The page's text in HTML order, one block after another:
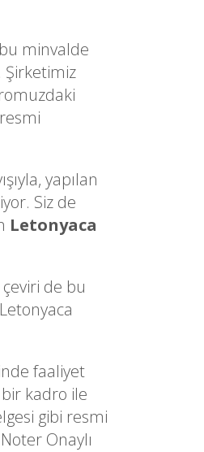
minvalde
yapılan
Siz de
Letonyaca
de bu
faaliyet
kadro ile
gibi resmi
Onaylı